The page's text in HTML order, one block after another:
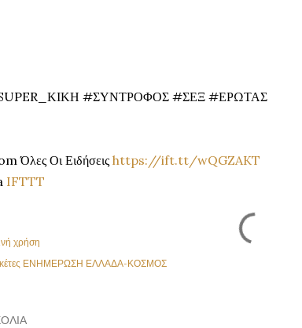
#ΣΥΝΤΡΟΦΟΣ #ΣΕΞ #ΕΡΩΤΑΣ
Όλες Οι Ειδήσεις https://ift.tt/wQGZAKT
IFTTT
χρήση
ΕΝΗΜΕΡΩΣΗ ΕΛΛΑΔΑ-ΚΟΣΜΟΣ